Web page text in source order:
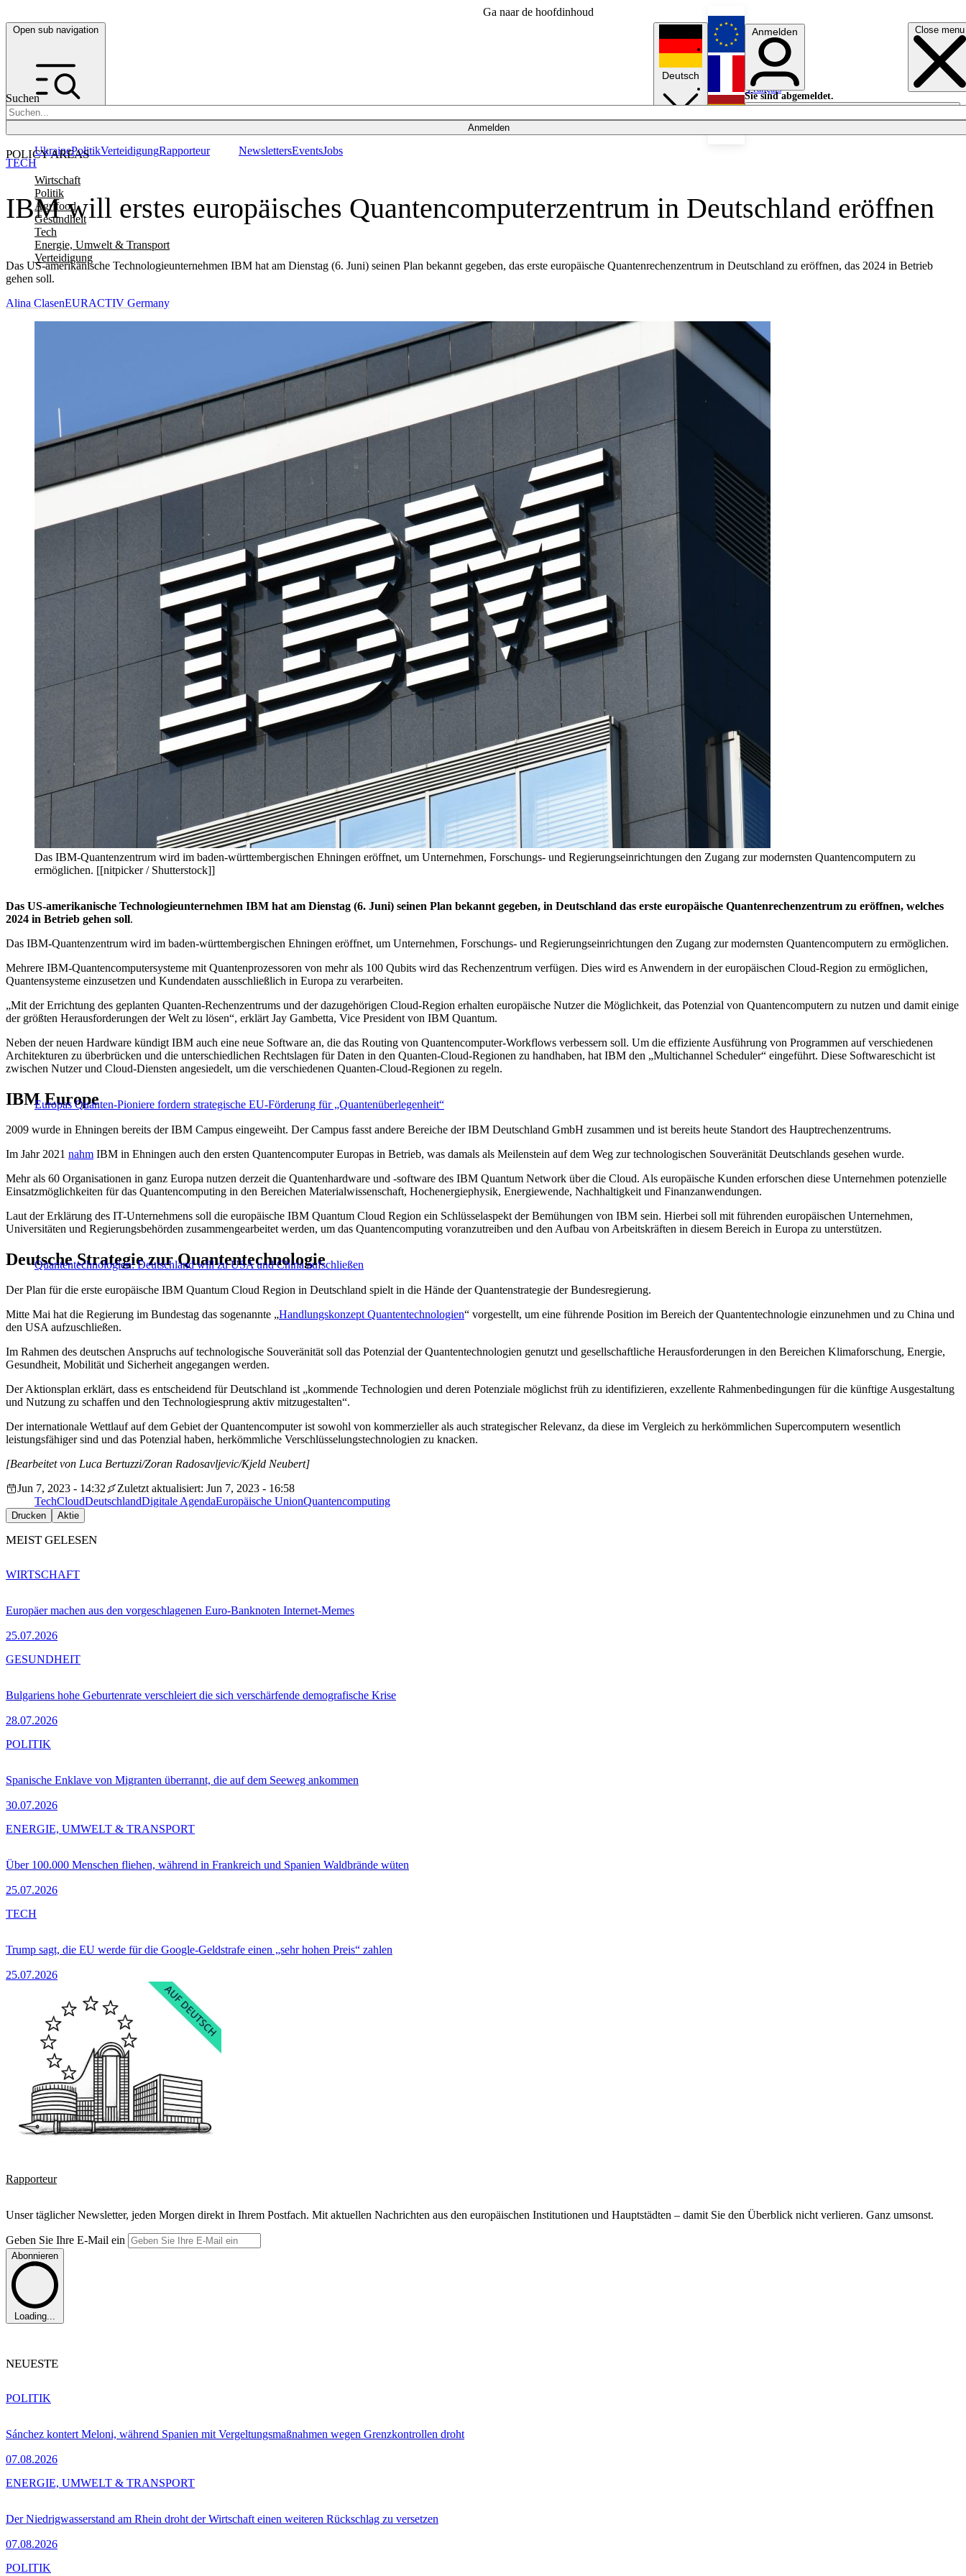
Ga naar de hoofdinhoud
Open sub navigation Close menu
Suchen
Anmelden
POLICY AREAS
Wirtschaft
Politik
Agrifood
Gesundheit
Tech
Energie, Umwelt & Transport
Verteidigung
UkrainePolitikVerteidigungRapporteur NewslettersEventsJobs
Deutsch
English
Français
Anmelden
Sie sind abgemeldet.
Anmelden
Licht aus
IBM will erstes europäisches Quantencomputerzentrum in Deutschland eröffnen
Das US-amerikanische Technologieunternehmen IBM hat am Dienstag (6. Juni) seinen Plan bekannt gegeben, das erste europäische Quantenrechenzentrum in Deutschland zu eröffnen, das 2024 in Betrieb
gehen soll.
TECH
Alina ClasenEURACTIV Germany
Das IBM-Quantenzentrum wird im baden-württembergischen Ehningen eröffnet, um Unternehmen, Forschungs- und Regierungseinrichtungen den Zugang zur modernsten Quantencomputern zu
ermöglichen. [[nitpicker / Shutterstock]]
Das US-amerikanische Technologieunternehmen IBM hat am Dienstag (6. Juni) seinen Plan bekannt gegeben, in Deutschland das erste europäische Quantenrechenzentrum zu eröffnen, welches
2024 in Betrieb gehen soll.
Das IBM-Quantenzentrum wird im baden-württembergischen Ehningen eröffnet, um Unternehmen, Forschungs- und Regierungseinrichtungen den Zugang zur modernsten Quantencomputern zu ermöglichen.
Mehrere IBM-Quantencomputersysteme mit Quantenprozessoren von mehr als 100 Qubits wird das Rechenzentrum verfügen. Dies wird es Anwendern in der europäischen Cloud-Region zu ermöglichen,
Quantensysteme einzusetzen und Kundendaten ausschließlich in Europa zu verarbeiten.
„Mit der Errichtung des geplanten Quanten-Rechenzentrums und der dazugehörigen Cloud-Region erhalten europäische Nutzer die Möglichkeit, das Potenzial von Quantencomputern zu nutzen und damit einige
der größten Herausforderungen der Welt zu lösen“, erklärt Jay Gambetta, Vice President von IBM Quantum.
Neben der neuen Hardware kündigt IBM auch eine neue Software an, die das Routing von Quantencomputer-Workflows verbessern soll. Um die effiziente Ausführung von Programmen auf verschiedenen
Architekturen zu überbrücken und die unterschiedlichen Rechtslagen für Daten in den Quanten-Cloud-Regionen zu handhaben, hat IBM den „Multichannel Scheduler“ eingeführt. Diese Softwareschicht ist
zwischen Nutzer und Cloud-Diensten angesiedelt, um die verschiedenen Quanten-Cloud-Regionen zu regeln.
Europas Quanten-Pioniere fordern strategische EU-Förderung für „Quantenüberlegenheit“
IBM Europe
2009 wurde in Ehningen bereits der IBM Campus eingeweiht. Der Campus fasst andere Bereiche der IBM Deutschland GmbH zusammen und ist bereits heute Standort des Hauptrechenzentrums.
Im Jahr 2021 nahm IBM in Ehningen auch den ersten Quantencomputer Europas in Betrieb, was damals als Meilenstein auf dem Weg zur technologischen Souveränität Deutschlands gesehen wurde.
Mehr als 60 Organisationen in ganz Europa nutzen derzeit die Quantenhardware und -software des IBM Quantum Network über die Cloud. Als europäische Kunden erforschen diese Unternehmen potenzielle
Einsatzmöglichkeiten für das Quantencomputing in den Bereichen Materialwissenschaft, Hochenergiephysik, Energiewende, Nachhaltigkeit und Finanzanwendungen.
Laut der Erklärung des IT-Unternehmens soll die europäische IBM Quantum Cloud Region ein Schlüsselaspekt der Bemühungen von IBM sein. Hierbei soll mit führenden europäischen Unternehmen,
Universitäten und Regierungsbehörden zusammengearbeitet werden, um das Quantencomputing voranzutreiben und den Aufbau von Arbeitskräften in diesem Bereich in Europa zu unterstützen.
Quantentechnologien: Deutschland will zu USA und China aufschließen
Deutsche Strategie zur Quantentechnologie
Der Plan für die erste europäische IBM Quantum Cloud Region in Deutschland spielt in die Hände der Quantenstrategie der Bundesregierung.
Mitte Mai hat die Regierung im Bundestag das sogenannte „Handlungskonzept Quantentechnologien“ vorgestellt, um eine führende Position im Bereich der Quantentechnologie einzunehmen und zu China und
den USA aufzuschließen.
Im Rahmen des deutschen Anspruchs auf technologische Souveränität soll das Potenzial der Quantentechnologien genutzt und gesellschaftliche Herausforderungen in den Bereichen Klimaforschung, Energie,
Gesundheit, Mobilität und Sicherheit angegangen werden.
Der Aktionsplan erklärt, dass es entscheidend für Deutschland ist „kommende Technologien und deren Potenziale möglichst früh zu identifizieren, exzellente Rahmenbedingungen für die künftige Ausgestaltung
und Nutzung zu schaffen und den Technologiesprung aktiv mitzugestalten“.
Der internationale Wettlauf auf dem Gebiet der Quantencomputer ist sowohl von kommerzieller als auch strategischer Relevanz, da diese im Vergleich zu herkömmlichen Supercomputern wesentlich
leistungsfähiger sind und das Potenzial haben, herkömmliche Verschlüsselungstechnologien zu knacken.
[Bearbeitet von Luca Bertuzzi/Zoran Radosavljevic/Kjeld Neubert]
Jun 7, 2023 - 14:32
Zuletzt aktualisiert: Jun 7, 2023 - 16:58
TechCloudDeutschlandDigitale AgendaEuropäische UnionQuantencomputing
Drucken Aktie
MEIST GELESEN
Europäer machen aus den vorgeschlagenen Euro-Banknoten Internet-Memes
25.07.2026
WIRTSCHAFT
Bulgariens hohe Geburtenrate verschleiert die sich verschärfende demografische Krise
28.07.2026
GESUNDHEIT
Spanische Enklave von Migranten überrannt, die auf dem Seeweg ankommen
30.07.2026
POLITIK
Über 100.000 Menschen fliehen, während in Frankreich und Spanien Waldbrände wüten
25.07.2026
ENERGIE, UMWELT & TRANSPORT
Trump sagt, die EU werde für die Google-Geldstrafe einen „sehr hohen Preis“ zahlen
25.07.2026
TECH
Rapporteur
Unser täglicher Newsletter, jeden Morgen direkt in Ihrem Postfach. Mit aktuellen Nachrichten aus den europäischen Institutionen und Hauptstädten – damit Sie den Überblick nicht verlieren. Ganz umsonst.
Geben Sie Ihre E-Mail ein
Abonnieren
Loading...
NEUESTE
Sánchez kontert Meloni, während Spanien mit Vergeltungsmaßnahmen wegen Grenzkontrollen droht
07.08.2026
POLITIK
Der Niedrigwasserstand am Rhein droht der Wirtschaft einen weiteren Rückschlag zu versetzen
07.08.2026
ENERGIE, UMWELT & TRANSPORT
POLITIK